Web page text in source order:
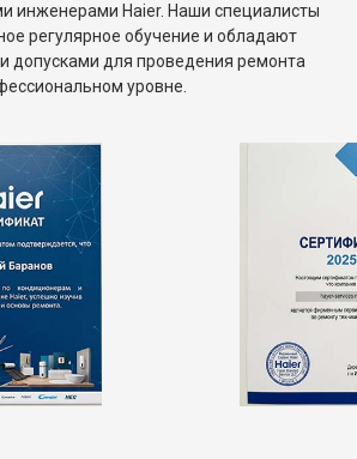
инженерами Haier. Наши специалисты
регулярное обучение и обладают
допусками для проведения ремонта
уровне.